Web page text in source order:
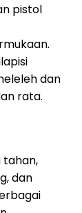
pistol
dan
rata.
tahan,
dan